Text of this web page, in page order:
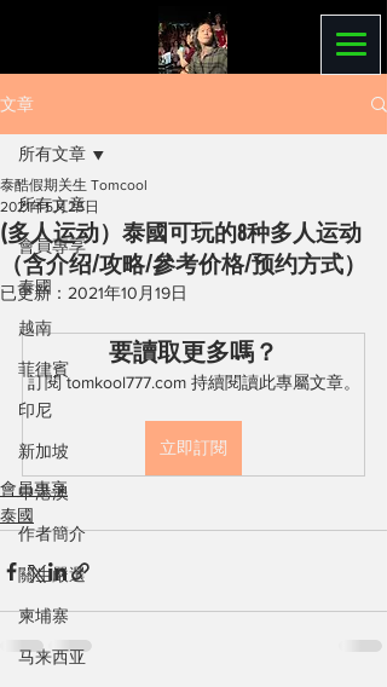
文章
所有文章
會員專享
泰國
越南
菲律賓
印尼
新加坡
中港澳
作者簡介
關生嚴選
柬埔寨
马来西亚
所有文章
(多人运动）泰國可玩的8种多人运动
（含介绍/攻略/參考价格/预约方式）
泰酷假期关生 Tomcool
2021年5月25日
已更新： 2021年10月19日
要讀取更多嗎？
訂閱 tomkool777.com 持續閱讀此專屬文章。
立即訂閱
會員專享
泰國